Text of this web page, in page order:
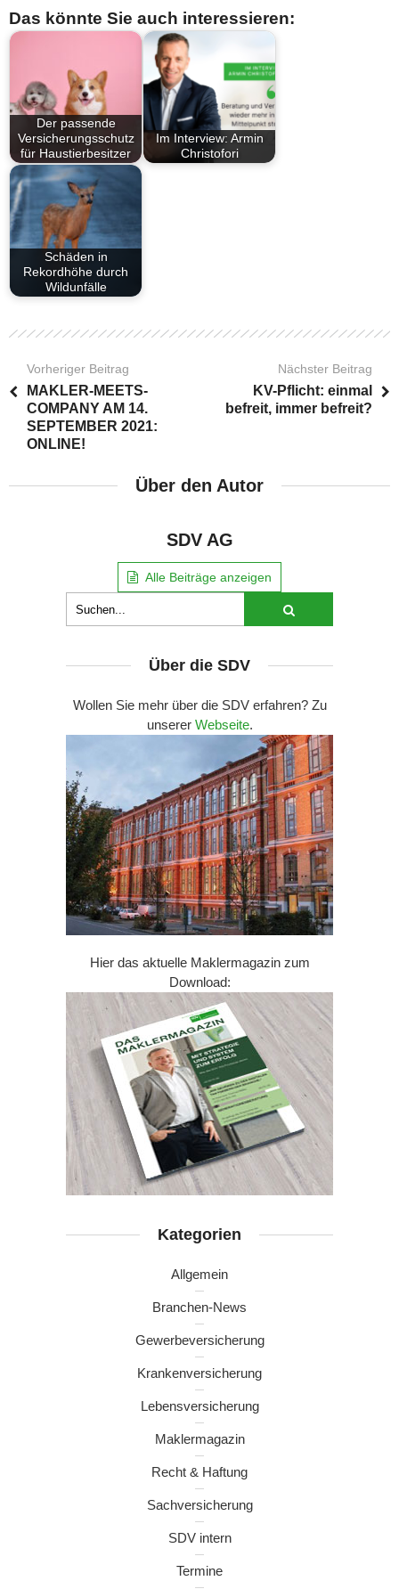
Das könnte Sie auch interessieren:
Der passende
Versicherungsschutz
für Haustierbesitzer
Im Interview: Armin
Christofori
Schäden in
Rekordhöhe durch
Wildunfälle
Vorheriger Beitrag
MAKLER-MEETS-
COMPANY AM 14.
SEPTEMBER 2021:
ONLINE!
Nächster Beitrag
KV-Pflicht: einmal
befreit, immer befreit?
Über den Autor
SDV AG
Alle Beiträge anzeigen
Über die SDV
Wollen Sie mehr über die SDV erfahren? Zu
unserer Webseite.
Hier das aktuelle Maklermagazin zum
Download:
Kategorien
Allgemein
Branchen-News
Gewerbeversicherung
Krankenversicherung
Lebensversicherung
Maklermagazin
Recht & Haftung
Sachversicherung
SDV intern
Termine